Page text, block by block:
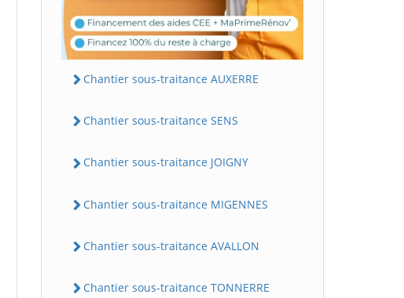
Chantier sous-traitance AUXERRE
Chantier sous-traitance SENS
Chantier sous-traitance JOIGNY
Chantier sous-traitance MIGENNES
Chantier sous-traitance AVALLON
Chantier sous-traitance TONNERRE